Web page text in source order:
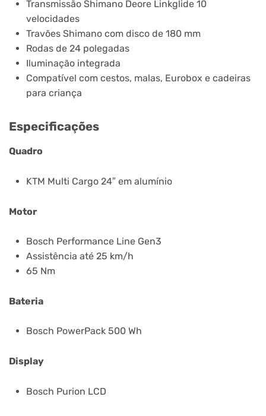
Transmissão Shimano Deore Linkglide 10
velocidades
Travões Shimano com disco de 180 mm
Rodas de 24 polegadas
Iluminação integrada
Compatível com cestos, malas, Eurobox e cadeiras
para criança
Especificações
Quadro
KTM Multi Cargo 24″ em alumínio
Motor
Bosch Performance Line Gen3
Assistência até 25 km/h
65 Nm
Bateria
Bosch PowerPack 500 Wh
Display
Bosch Purion LCD